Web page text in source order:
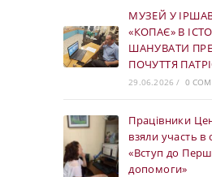
МУЗЕЙ У
«КОПАЄ» В
ШАНУВАТИ
ПОЧУТТЯ
29.06.2026 / 0
Працівники
взяли участь в
«Вступ до
допомоги»